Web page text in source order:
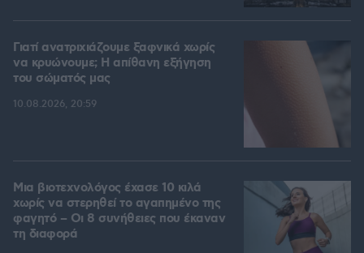
Γιατί ανατριχιάζουμε ξαφνικά χωρίς
να κρυώνουμε; Η απίθανη εξήγηση
του σώματός μας
10.08.2026, 20:59
Μια βιοτεχνολόγος έχασε 10 κιλά
χωρίς να στερηθεί το αγαπημένο της
φαγητό – Οι 8 συνήθειες που έκαναν
τη διαφορά